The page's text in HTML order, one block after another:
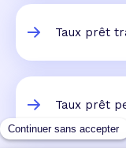
Taux prêt
Taux prêt